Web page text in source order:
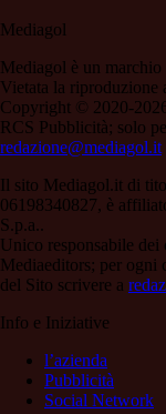
Mediagol
Mediagol è un
Vietata la riproduzione
Copyright © 2020-
RCS Pubblicità; solo
redazione@mediagol.it
Il sito Mediagol.it di
06198340827, è
S.p.a..
Unico responsabile
Mediaeditors; per ogni
del Sito scrivere a
Info e Iniziative
l’azienda
Pubblicità
Social Network